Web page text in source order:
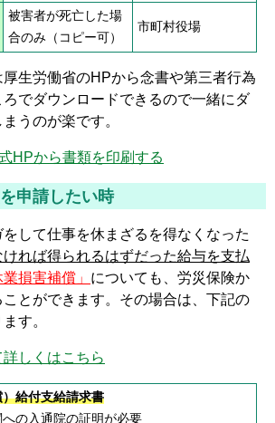
被害者が死亡した場
合のみ（コピー可）
市町村役場
生労働省のHPから念書や第三者行為
でダウンロードできるので一緒にダ
うのが楽です。
HPから書類を印刷する
申請したい時
して仕事を休まざるを得なくなった
れば得られるはずだった給与を支払
業損害補償」 についても、労災保険か
とができます。その場合は、下記の
す。
しくはこちら
給付支給請求書
の入通院の証明が必要